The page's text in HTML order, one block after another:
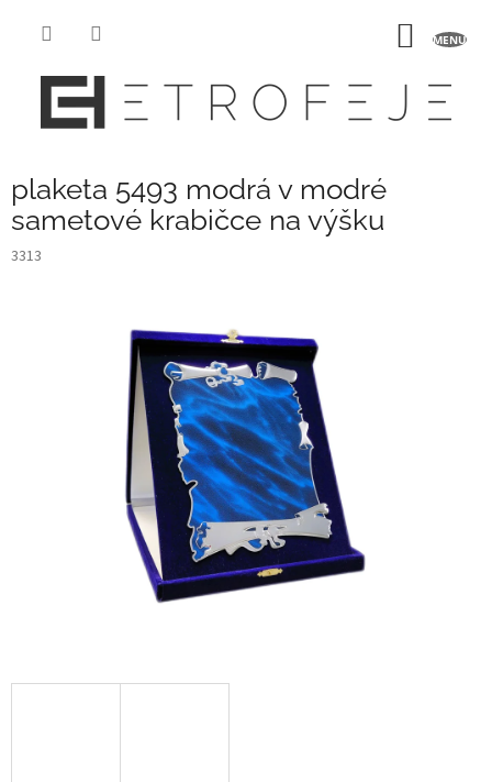
plaketa 5493 modrá v modré
sametové krabičce na výšku
3313